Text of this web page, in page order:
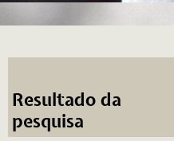
Resultado da
pesquisa